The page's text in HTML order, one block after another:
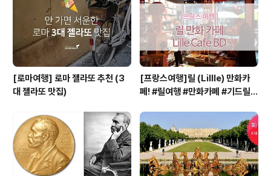
[로마여행] 로마 젤라또 추천 (3
대 젤라또 맛집)
[프랑스여행]릴 (Lillle) 만화카
페! #릴여행 #만화카페 #기드릴 #